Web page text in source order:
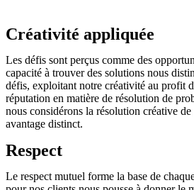
Créativité appliquée
Les défis sont perçus comme des
capacité à trouver des solutions nous
défis, exploitant notre créativité au profit
réputation en matière de résolution de
nous considérons la résolution créative
avantage distinct.
Respect
Le respect mutuel forme la base de